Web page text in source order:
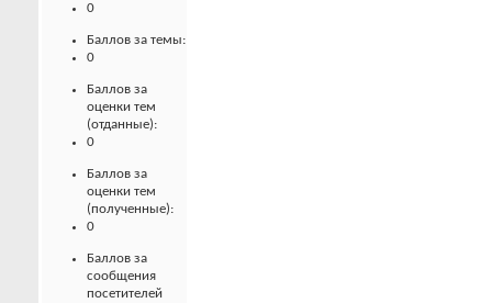
0
Баллов за темы:
0
Баллов за
оценки тем
(отданные):
0
Баллов за
оценки тем
(полученные):
0
Баллов за
сообщения
посетителей